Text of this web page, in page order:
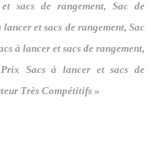
sacs de rangement, Sac de
et sacs de rangement, Sac
à lancer et sacs de rangement,
Sacs à lancer et sacs de
Très Compétitifs »